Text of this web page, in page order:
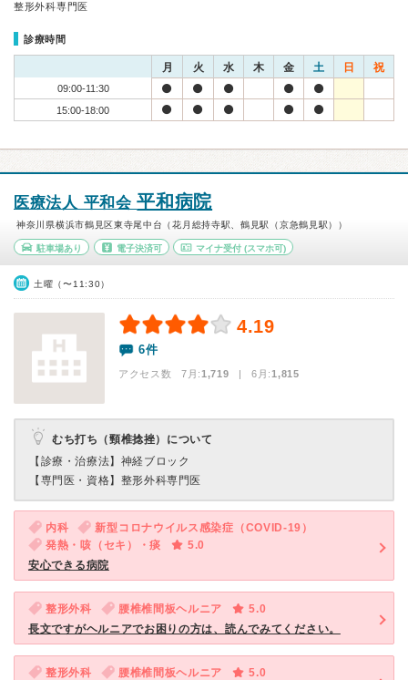
整形外科専門医
診療時間
月 火 水 木 金 土 日 祝
09:00-11:30
15:00-18:00
医療法人 平和会平和病院
神奈川県横浜市鶴見区東寺尾中台（花月総持寺駅、鶴見駅（京急鶴見駅））
駐車場あり 電子決済可 マイナ受付 (スマホ可)
土曜（〜11:30）
4.19
6件
アクセス数 7月:1,719 | 6月:1,815
むち打ち（頸椎捻挫）について
【診療・治療法】 神経ブロック
【専門医・資格】 整形外科専門医
内科
新型コロナウイルス感染症（COVID-19）
発熱・咳（セキ）・痰
5.0
安心できる病院
整形外科 腰椎椎間板ヘルニア
5.0
長文ですがヘルニアでお困りの方は、読んでみてください。
整形外科 腰椎椎間板ヘルニア
5.0